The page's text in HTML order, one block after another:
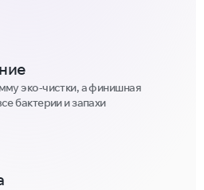
эко-чистки, а финишная
бактерии и запахи